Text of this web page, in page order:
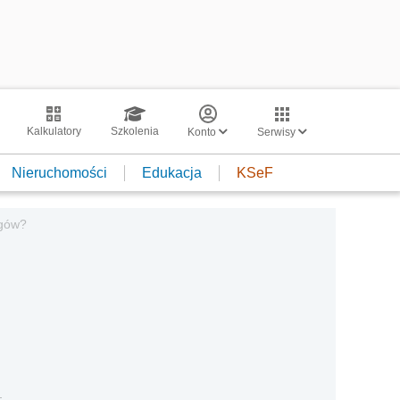
Kalkulatory Szkolenia Konto Serwisy
Nieruchomości Edukacja KSeF